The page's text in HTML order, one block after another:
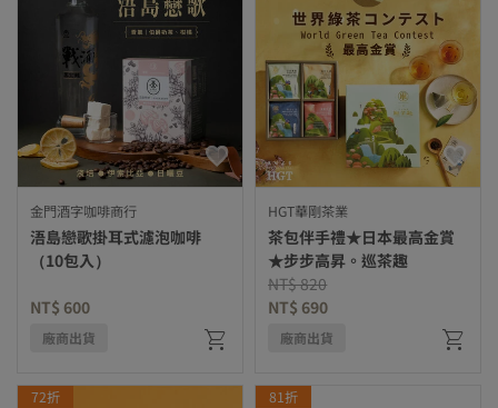
金門酒字咖啡商行
浯島戀歌掛耳式濾泡咖啡
（10包入）
NT$ 600
廠商出貨
HGT華剛茶業
茶包伴手禮★日本最高金賞
★步步高昇。巡茶趣
Price reduced from
NT$ 820to
NT$ 690
廠商出貨
72折 81折